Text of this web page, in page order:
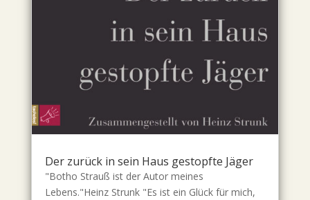
Der zurück in sein Haus gestopfte Jäger
"Botho Strauß ist der Autor meines
Lebens."Heinz Strunk "Es ist ein Glück für mich,